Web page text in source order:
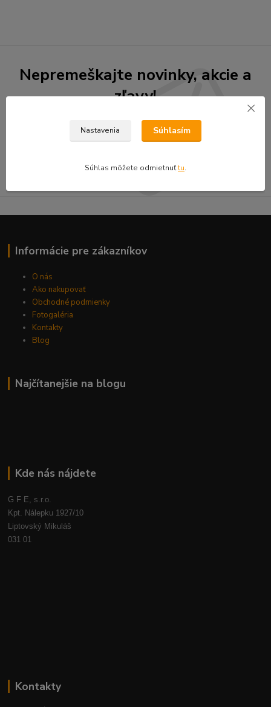
Nepremeškajte novinky, akcie a
zľavy!
Prihlásiť sa
Môžete sa kedykoľvek odhlásiť.
Informácie pre zákazníkov
O nás
Ako nakupovať
Obchodné podmienky
Fotogaléria
Kontakty
Blog
Najčítanejšie na blogu
Kde nás nájdete
G F E, s.r.o.
Kpt. Nálepku 1927/10
Liptovský Mikuláš
031 01
Kontakty
Nastavenia Súhlasím
Súhlas môžete odmietnuťtu.